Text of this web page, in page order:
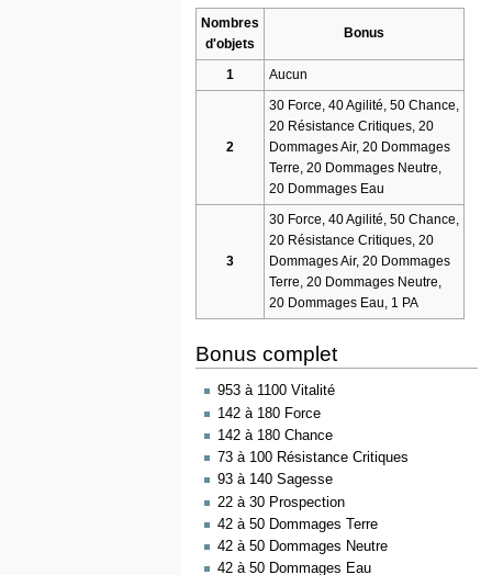
Nombres
d'objets
Bonus
1 Aucun
2
30 Force, 40 Agilité, 50 Chance,
20 Résistance Critiques, 20
Dommages Air, 20 Dommages
Terre, 20 Dommages Neutre,
20 Dommages Eau
3
30 Force, 40 Agilité, 50 Chance,
20 Résistance Critiques, 20
Dommages Air, 20 Dommages
Terre, 20 Dommages Neutre,
20 Dommages Eau, 1 PA
Bonus complet
953 à 1100 Vitalité
142 à 180 Force
142 à 180 Chance
73 à 100 Résistance Critiques
93 à 140 Sagesse
22 à 30 Prospection
42 à 50 Dommages Terre
42 à 50 Dommages Neutre
42 à 50 Dommages Eau